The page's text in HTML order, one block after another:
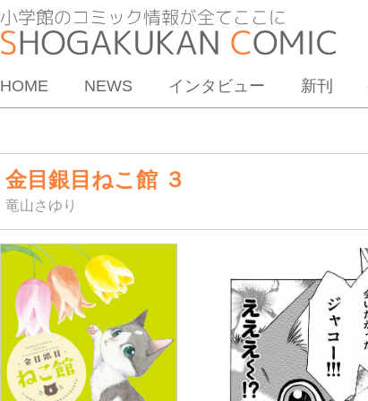
HOME NEWS インタビュー 新刊
金目銀目ねこ館 ３
竜山さゆり